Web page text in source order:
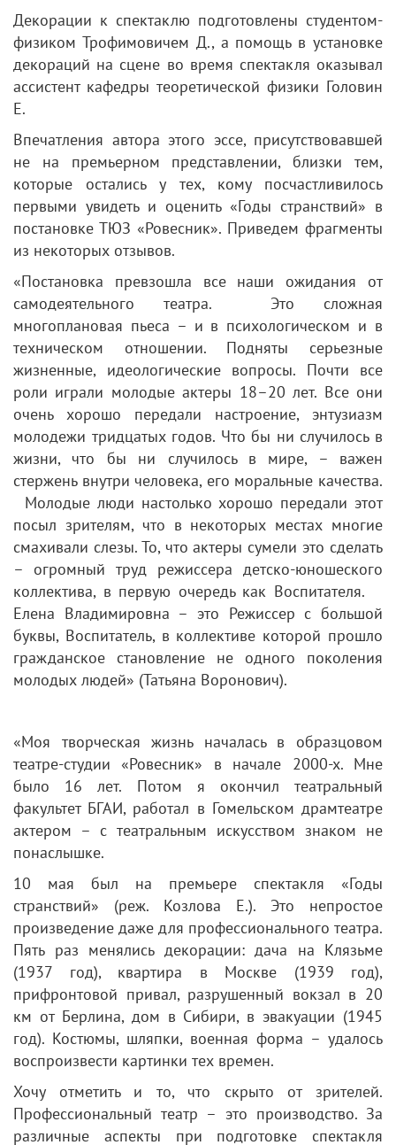
Декорации к спектаклю подготовлены студентом-
физиком Трофимовичем Д., а помощь в установке
декораций на сцене во время спектакля оказывал
ассистент кафедры теоретической физики Головин
Е.
Впечатления автора этого эссе, присутствовавшей
не на премьерном представлении, близки тем,
которые остались у тех, кому посчастливилось
первыми увидеть и оценить «Годы странствий» в
постановке ТЮЗ «Ровесник». Приведем фрагменты
из некоторых отзывов.
«Постановка превзошла все наши ожидания от
самодеятельного театра. Это сложная
многоплановая пьеса – и в психологическом и в
техническом отношении. Подняты серьезные
жизненные, идеологические вопросы. Почти все
роли играли молодые актеры 18–20 лет. Все они
очень хорошо передали настроение, энтузиазм
молодежи тридцатых годов. Что бы ни случилось в
жизни, что бы ни случилось в мире, – важен
стержень внутри человека, его моральные качества.
⠀Молодые люди настолько хорошо передали этот
посыл зрителям, что в некоторых местах многие
смахивали слезы. То, что актеры сумели это сделать
– огромный труд режиссера детско-юношеского
коллектива, в первую очередь как Воспитателя. ⠀
Елена Владимировна – это Режиссер с большой
буквы, Воспитатель, в коллективе которой прошло
гражданское становление не одного поколения
молодых людей» (Татьяна Воронович).
«Моя творческая жизнь началась в образцовом
театре-студии «Ровесник» в начале 2000-х. Мне
было 16 лет. Потом я окончил театральный
факультет БГАИ, работал в Гомельском драмтеатре
актером – с театральным искусством знаком не
понаслышке.
10 мая был на премьере спектакля «Годы
странствий» (реж. Козлова Е.). Это непростое
произведение даже для профессионального театра.
Пять раз менялись декорации: дача на Клязьме
(1937 год), квартира в Москве (1939 год),
прифронтовой привал, разрушенный вокзал в 20
км от Берлина, дом в Сибири, в эвакуации (1945
год). Костюмы, шляпки, военная форма – удалось
воспроизвести картинки тех времен.
Хочу отметить и то, что скрыто от зрителей.
Профессиональный театр – это производство. За
различные аспекты при подготовке спектакля